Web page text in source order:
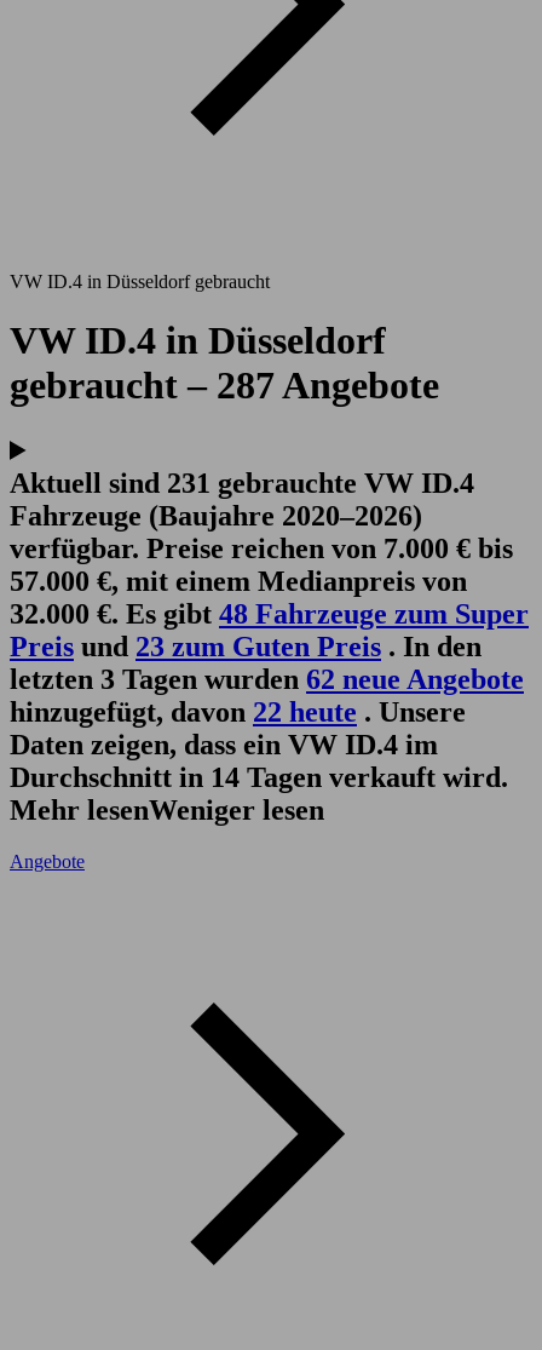
VW ID.4 in Düsseldorf gebraucht
VW ID.4 in Düsseldorf
gebraucht – 287 Angebote
Aktuell sind 231 gebrauchte VW ID.4
Fahrzeuge (Baujahre 2020–2026)
verfügbar. Preise reichen von 7.000 € bis
57.000 €, mit einem Medianpreis von
32.000 €. Es gibt 48 Fahrzeuge zum Super
Preis und 23 zum Guten Preis . In den
letzten 3 Tagen wurden 62 neue Angebote
hinzugefügt, davon 22 heute . Unsere
Daten zeigen, dass ein VW ID.4 im
Durchschnitt in 14 Tagen verkauft wird.
Mehr lesenWeniger lesen
Angebote